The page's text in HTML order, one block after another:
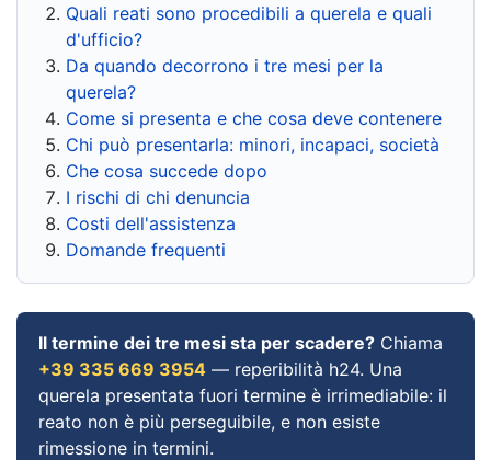
Quali reati sono procedibili a querela e quali
d'ufficio?
Da quando decorrono i tre mesi per la
querela?
Come si presenta e che cosa deve contenere
Chi può presentarla: minori, incapaci, società
Che cosa succede dopo
I rischi di chi denuncia
Costi dell'assistenza
Domande frequenti
Il termine dei tre mesi sta per scadere? Chiama
+39 335 669 3954 — reperibilità h24. Una
querela presentata fuori termine è irrimediabile: il
reato non è più perseguibile, e non esiste
rimessione in termini.